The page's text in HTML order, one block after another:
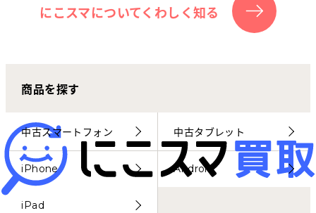
お客さまの声
にこスマ通信
マイページ
にこスマについてくわしく知る
商品を探す
中古スマートフォン 中古タブレット
iPhone Android
iPad